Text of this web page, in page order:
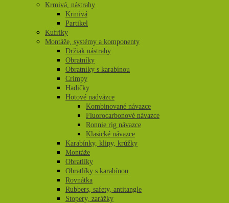
Krmivá, nástrahy
Krmivá
Partikel
Kufríky
Montáže, systémy a komponenty
Držiak nástrahy
Obratníky
Obratníky s karabínou
Crimpy
Hadičky
Hotové nadväzce
Kombinované návazce
Fluorocarbonové návazce
Ronnie rig návazce
Klasické návazce
Karabínky, klipy, krúžky
Montáže
Obratlíky
Obratlíky s karabínou
Rovnátka
Rubbers, safety, antitangle
Stopery, zarážky